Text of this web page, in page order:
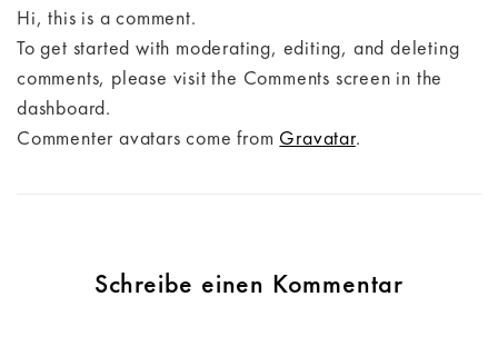
Hi, this is a comment.
To get started with moderating, editing, and deleting
comments, please visit the Comments screen in the
dashboard.
Commenter avatars come from Gravatar.
Schreibe einen Kommentar